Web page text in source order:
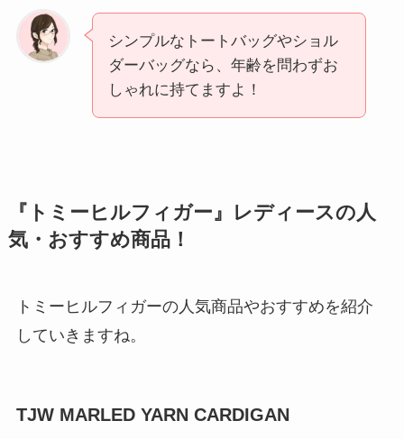
シンプルなトートバッグやショル
ダーバッグなら、年齢を問わずお
しゃれに持てますよ！
『トミーヒルフィガー』レディースの人
気・おすすめ商品！
トミーヒルフィガーの人気商品やおすすめを紹介
していきますね。
TJW MARLED YARN CARDIGAN